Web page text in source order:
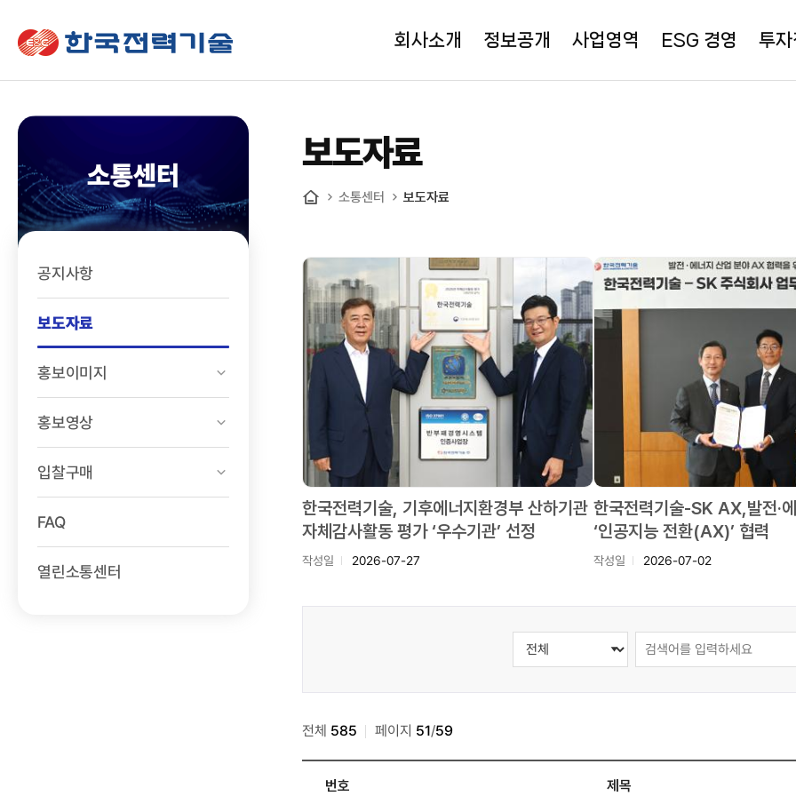
한국전력기술
회사소개 정보공개 사업영역 ESG 경영 투
소통센터
공지사항
보도자료
홍보이미지
홍보영상
입찰구매
FAQ
열린소통센터
보도자료
소통센터 보도자료
한국전력기술, 기후에너지환경부 산하기관
자체감사활동 평가 ‘우수기관’ 선정
작성일 2026-07-27
한국전력기술-SK AX,발전·
‘인공지능 전환(AX)’ 협력
작성일 2026-07-02
전체 585 페이지 51/59
번호 제목